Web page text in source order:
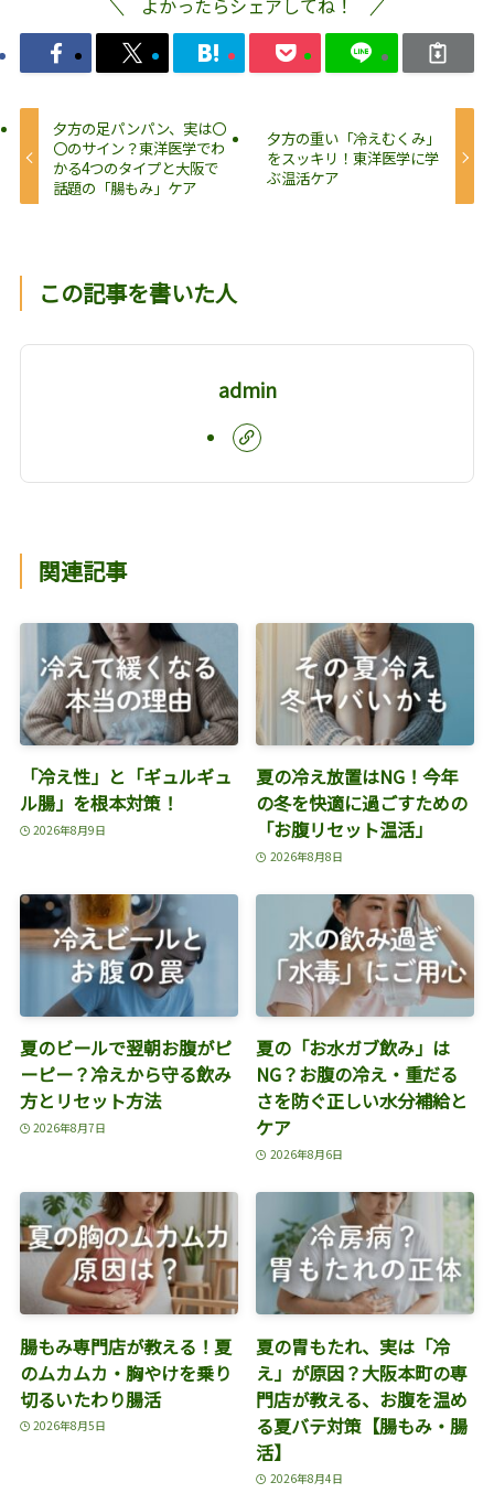
よかったらシェアしてね！
夕方の足パンパン、実は〇
〇のサイン？東洋医学でわ
かる4つのタイプと大阪で
話題の「腸もみ」ケア
夕方の重い「冷えむくみ」
をスッキリ！東洋医学に学
ぶ温活ケア
この記事を書いた人
admin
関連記事
「冷え性」と「ギュルギュ
ル腸」を根本対策！
2026年8月9日
夏の冷え放置はNG！今年
の冬を快適に過ごすための
「お腹リセット温活」
2026年8月8日
夏のビールで翌朝お腹がピ
ーピー？冷えから守る飲み
方とリセット方法
2026年8月7日
夏の「お水ガブ飲み」は
NG？お腹の冷え・重だる
さを防ぐ正しい水分補給と
ケア
2026年8月6日
腸もみ専門店が教える！夏
のムカムカ・胸やけを乗り
切るいたわり腸活
2026年8月5日
夏の胃もたれ、実は「冷
え」が原因？大阪本町の専
門店が教える、お腹を温め
る夏バテ対策【腸もみ・腸
活】
2026年8月4日